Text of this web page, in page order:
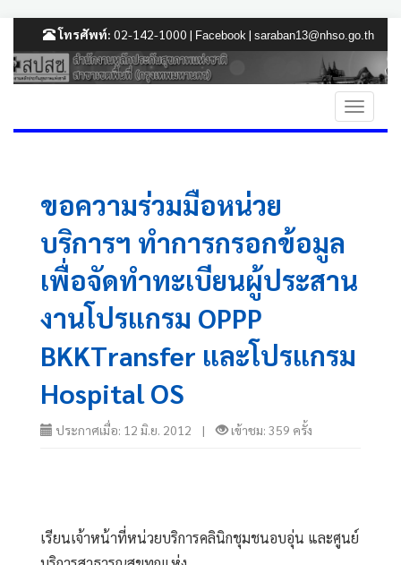
โทรศัพท์: 02-142-1000 | Facebook | saraban13@nhso.go.th
ขอความร่วมมือหน่วย
บริการฯ ทำการกรอกข้อมูล
เพื่อจัดทำทะเบียนผู้ประสาน
งานโปรแกรม OPPP
BKKTransfer และโปรแกรม
Hospital OS
ประกาศเมื่อ: 12 มิ.ย. 2012 | เข้าชม: 359 ครั้ง
เรียนเจ้าหน้าที่หน่วยบริการคลินิกชุมชนอบอุ่น และศูนย์